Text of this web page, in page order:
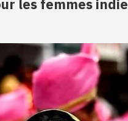
les femmes